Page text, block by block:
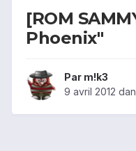
[ROM
Phoenix"
Par m!k3
9 avril 2012